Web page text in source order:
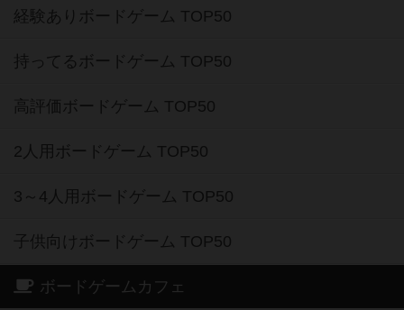
経験ありボードゲーム TOP50
持ってるボードゲーム TOP50
高評価ボードゲーム TOP50
2人用ボードゲーム TOP50
3～4人用ボードゲーム TOP50
子供向けボードゲーム TOP50
ボードゲームカフェ